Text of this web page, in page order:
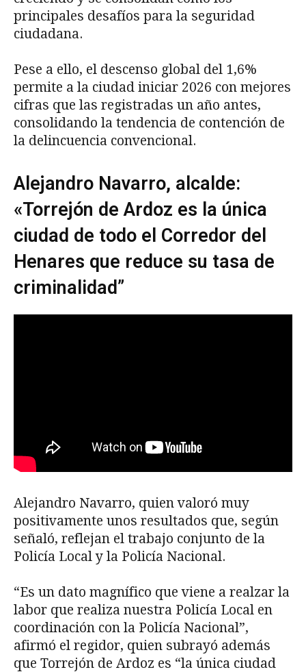
principales desafíos para la seguridad
ciudadana.
Pese a ello, el descenso global del 1,6%
permite a la ciudad iniciar 2026 con mejores
cifras que las registradas un año antes,
consolidando la tendencia de contención de
la delincuencia convencional.
Alejandro Navarro, alcalde:
«Torrejón de Ardoz es la única
ciudad de todo el Corredor del
Henares que reduce su tasa de
criminalidad”
Alejandro Navarro, quien valoró muy
positivamente unos resultados que, según
señaló, reflejan el trabajo conjunto de la
Policía Local y la Policía Nacional.
“Es un dato magnífico que viene a realzar la
labor que realiza nuestra Policía Local en
coordinación con la Policía Nacional”,
afirmó el regidor, quien subrayó además
que Torrejón de Ardoz es “la única ciudad